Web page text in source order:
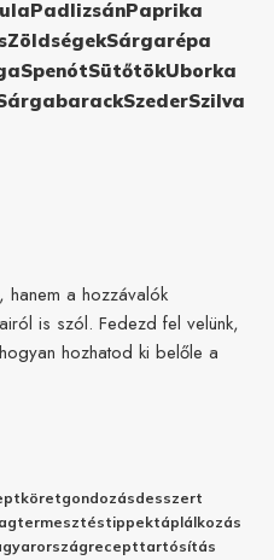
PadlizsánPaprika
ZöldségekSárgarépa
SpenótSütőtökUborka
SzederSzilva
hanem a hozzávalók
is szól. Fedezd fel velünk,
hozhatod ki belőle a
köretgondozásdesszert
termesztéstippektáplálkozás
recepttartósítás